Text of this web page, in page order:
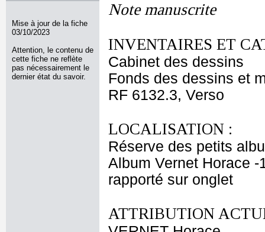
Mise à jour de la fiche
03/10/2023
Attention, le contenu de
cette fiche ne reflète
pas nécessairement le
dernier état du savoir.
Note manuscrite
INVENTAIRES ET
Cabinet des dessins
Fonds des dessins et
RF 6132.3, Verso
LOCALISATION :
Réserve des petits
Album Vernet Horace -
rapporté sur onglet
ATTRIBUTION